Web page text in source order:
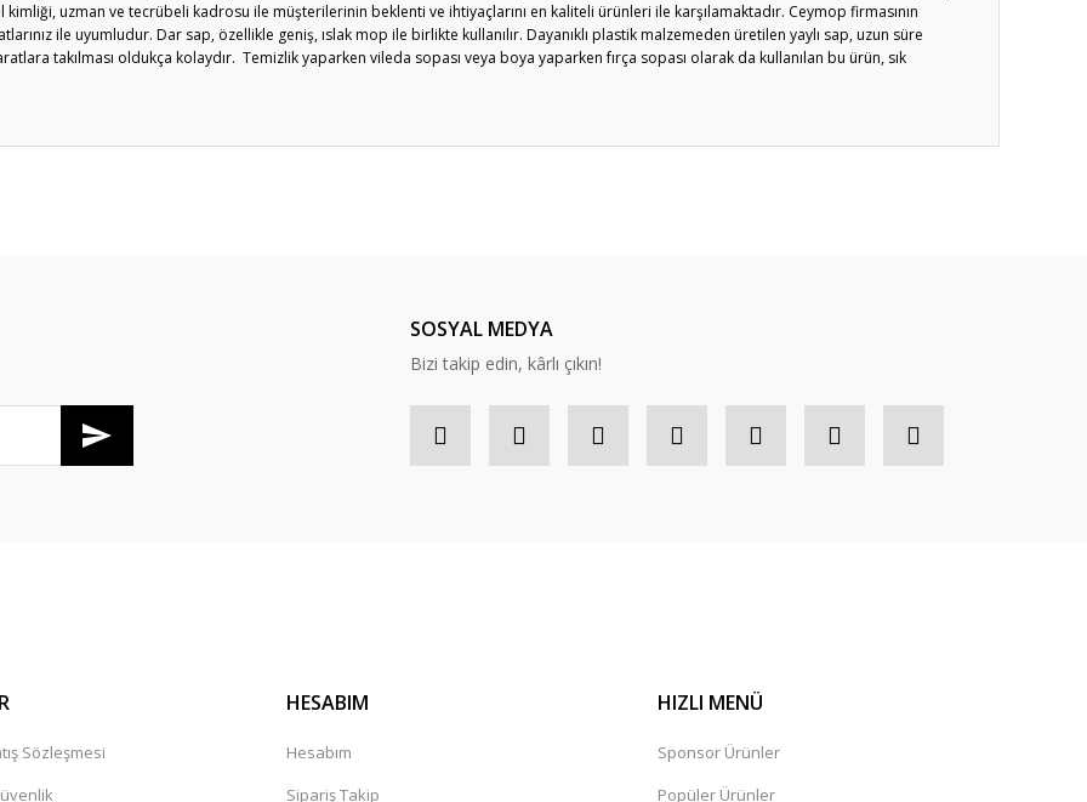
uzman ve tecrübeli kadrosu ile müşterilerinin beklenti ve ihtiyaçlarını en kaliteli ürünleri ile karşılamaktadır. Ceymop firmasının
ile uyumludur. Dar sap, özellikle geniş, ıslak mop ile birlikte kullanılır. Dayanıklı plastik malzemeden üretilen yaylı sap, uzun süre
takılması oldukça kolaydır. Temizlik yaparken vileda sopası veya boya yaparken fırça sopası olarak da kullanılan bu ürün, sık
SOSYAL MEDYA
Bizi takip edin, kârlı çıkın!
Sözleşmesi
HESABIM
Hesabım
Sipariş Takip
HIZLI MENÜ
Sponsor Ürünler
Popüler Ürünler